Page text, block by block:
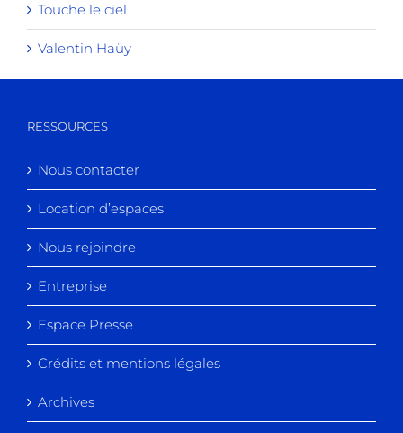
Touche le ciel
Valentin Haüy
RESSOURCES
Nous contacter
Location d’espaces
Nous rejoindre
Entreprise
Espace Presse
Crédits et mentions légales
Archives